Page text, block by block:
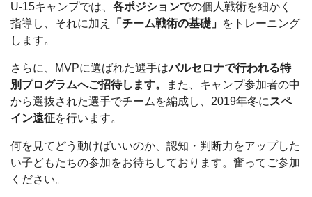
U-15キャンプでは、 各ポジションでの個人戦術を細かく
指導し、それに加え
「チーム戦術の基礎」 をトレーニング
します。
さらに、MVPに選ばれた選手はバルセロナで行われる特
別プログラムへご招待します。
また、キャンプ参加者の中
から選抜された選手でチームを編成し、2019年冬に スペ
イン遠征を行います。
何を見てどう動けばいいのか、認知・判断力をアップした
い子どもたちの参加をお待ちしております。奮ってご参加
ください。